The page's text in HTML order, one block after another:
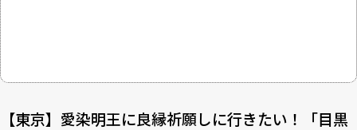
【東京】愛染明王に良縁祈願しに行きたい！「目黒